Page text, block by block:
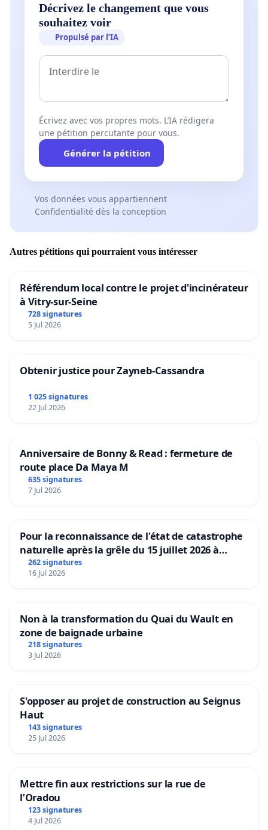
Décrivez le changement que vous
souhaitez voir
Propulsé par l’IA
Écrivez avec vos propres mots. L’IA rédigera
une pétition percutante pour vous.
Générer la pétition
Vos données vous appartiennent
Confidentialité dès la conception
Autres pétitions qui pourraient vous intéresser
Référendum local contre le projet d'incinérateur
à Vitry-sur-Seine
728 signatures
5 Jul 2026
Obtenir justice pour Zayneb-Cassandra
1 025 signatures
22 Jul 2026
Anniversaire de Bonny & Read : fermeture de
route place Da Maya M
635 signatures
7 Jul 2026
Pour la reconnaissance de l'état de catastrophe
naturelle après la grêle du 15 juillet 2026 à
Aubenas et ses alentours
262 signatures
16 Jul 2026
Non à la transformation du Quai du Wault en
zone de baignade urbaine
218 signatures
3 Jul 2026
S'opposer au projet de construction au Seignus
Haut
143 signatures
25 Jul 2026
Mettre fin aux restrictions sur la rue de
l’Oradou
123 signatures
4 Jul 2026